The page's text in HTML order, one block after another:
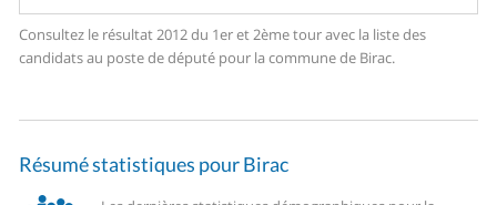
Consultez le résultat 2012 du 1er et 2ème tour avec la liste des
candidats au poste de député pour la commune de Birac.
Résumé statistiques pour Birac